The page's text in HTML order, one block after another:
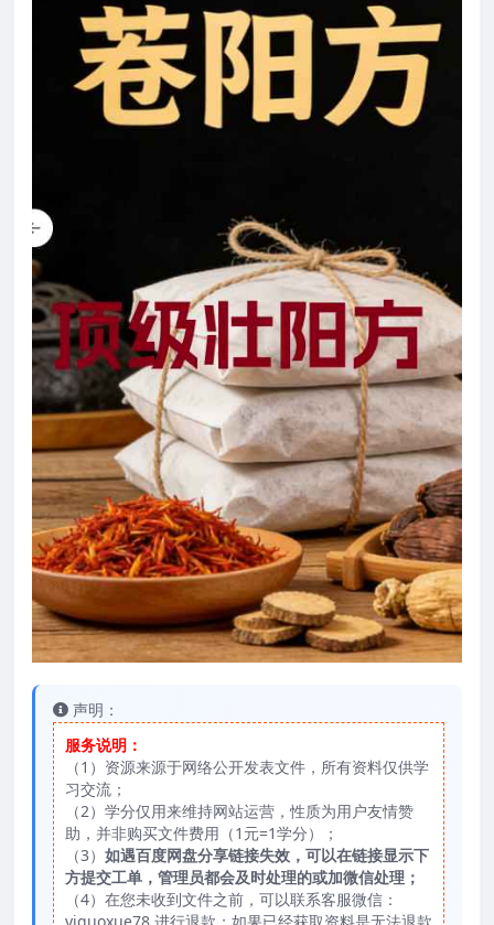
声明：
服务说明：
（1）资源来源于网络公开发表文件，所有资料仅供学
习交流；
（2）学分仅用来维持网站运营，性质为用户友情赞
助，并非购买文件费用（1元=1学分）；
（3） 如遇百度网盘分享链接失效，可以在链接显示下
方提交工单，管理员都会及时处理的或加微信处理；
（4）在您未收到文件之前，可以联系客服微信：